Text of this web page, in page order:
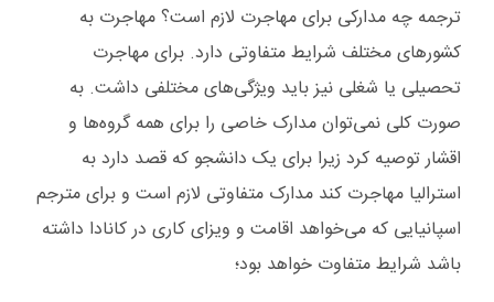
ترجمه چه مدارکی برای مهاجرت لازم است؟ مهاجرت به
کشورهای مختلف شرایط متفاوتی دارد. برای مهاجرت
تحصیلی یا شغلی نیز باید ویژگی‌های مختلفی داشت. به
صورت کلی نمی‌توان مدارک خاصی را برای همه گروه‌ها و
اقشار توصیه کرد زیرا برای یک دانشجو که قصد دارد به
استرالیا مهاجرت کند مدارک متفاوتی لازم است و برای مترجم
اسپانیایی که می‌خواهد اقامت و ویزای کاری در کانادا داشته
باشد شرایط متفاوت خواهد بود؛